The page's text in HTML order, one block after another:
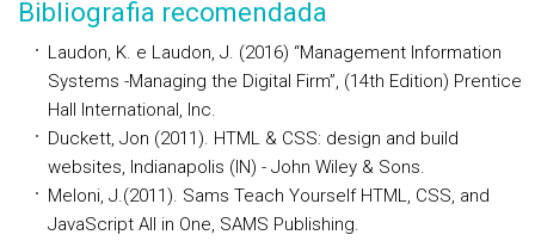
Bibliografia recomendada
Laudon, K. e Laudon, J. (2016) “Management Information
Systems -Managing the Digital Firm”, (14th Edition) Prentice
Hall International, Inc.
Duckett, Jon (2011). HTML & CSS: design and build
websites, Indianapolis (IN) - John Wiley & Sons.
Meloni, J.(2011). Sams Teach Yourself HTML, CSS, and
JavaScript All in One, SAMS Publishing.